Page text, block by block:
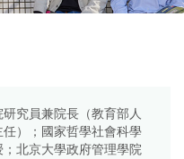
究員兼院長（教育部人
）；國家哲學社會科學
北京大學政府管理學院